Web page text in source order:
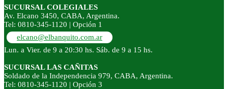
SUCURSAL COLEGIALES
Av. Elcano 3450, CABA, Argentina.
Tel: 0810-345-1120 | Opción 1
elcano@elbanquito.com.ar
Lun. a Vier. de 9 a 20:30 hs. Sáb. de 9 a 15 hs.
SUCURSAL LAS CAÑITAS
Soldado de la Independencia 979, CABA, Argentina.
Tel: 0810-345-1120 | Opción 3